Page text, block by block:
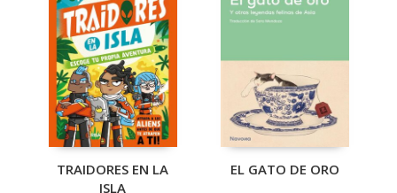
TRAIDORES EN LA
ISLA
EL GATO DE ORO